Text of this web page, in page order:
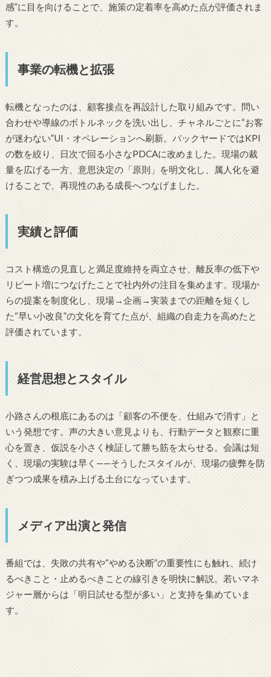
感”に目を向けることで、施策の定着率を高めた点が評価されま
す。
事業の転機と拡張
転機となったのは、顧客接点を再設計した取り組みです。問い
合わせや導線のボトルネックを洗い出し、チャネルごとに“お客
が迷わない”UI・オペレーションへ刷新。バックヤードではKPI
の数を絞り、日次で回る小さなPDCAに改めました。現場の裁
量を広げる一方、意思決定の「原則」を明文化し、属人化を避
けることで、再現性のある成長へつなげました。
実績と評価
コスト構造の見直しと満足度維持を両立させ、離反率の低下や
リピート増につなげたことで社内外の注目を集めます。現場か
らの提案を制度化し、現場→企画→実装までの距離を短くし
た“早い小改良”の文化を育てた点が、組織の自走力を高めたと
評価されています。
経営思想とスタイル
小路さんの根底にあるのは「顧客の不便を、仕組みで消す」と
いう発想です。声の大きい意見よりも、行動データと観察に重
心を置き、仮説を小さく検証して勝ち筋を太らせる。会議は短
く、現場の実験は早く——そうしたスタイルが、現場の疲弊を防
ぎつつ成果を積み上げる土台になっています。
メディア出演と発信
番組では、失敗の共有や“やめる決断”の重要性にも触れ、続け
るべきこと・止めるべきことの線引きを明快に解説。若いマネ
ジャー層からは「明日試せる型が多い」と支持を集めていま
す。